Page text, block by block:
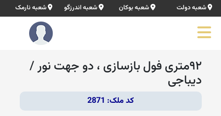
شعبه دولت شعبه بوکان شعبه اندرزگو شعبه نارمک
۹۲متری فول بازسازی ، دو جهت نور /
دیباجی
کد ملک: 2871